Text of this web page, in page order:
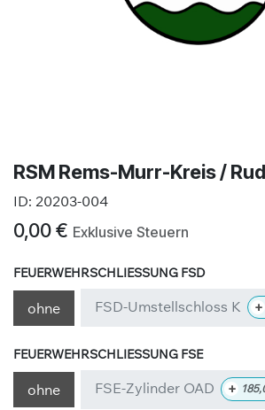
RSM Rems-Murr-Kreis /
ID: 20203-004
0,00€ Exklusive Steuern
FEUERWEHRSCHLIESSUNG FSD
ohne FSD-Umstellschloss K +
FEUERWEHRSCHLIESSUNG FSE
ohne FSE-Zylinder OAD +